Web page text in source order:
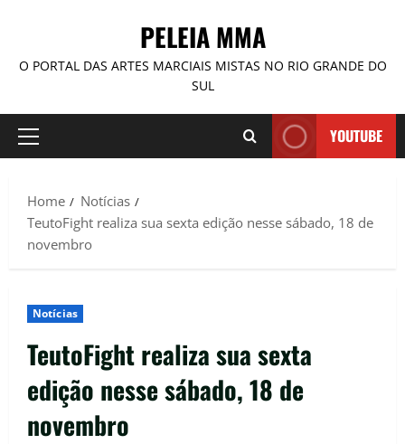
PELEIA MMA
O PORTAL DAS ARTES MARCIAIS MISTAS NO RIO GRANDE DO
SUL
YOUTUBE
Home
Notícias
TeutoFight realiza sua sexta edição nesse sábado, 18 de
novembro
Notícias
TeutoFight realiza sua sexta
edição nesse sábado, 18 de
novembro